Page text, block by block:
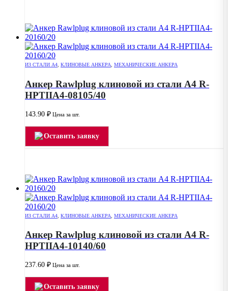
ИЗ СТАЛИ А4 КЛИНОВЫЕ АНКЕРА МЕХАНИЧЕСКИЕ АНКЕРА
Анкер Rawlplug клиновой из стали А4 R-
HPTIIA4-08105/40
143.90 ₽ Цена за шт.
Оставить заявку
ИЗ СТАЛИ А4 КЛИНОВЫЕ АНКЕРА МЕХАНИЧЕСКИЕ АНКЕРА
Анкер Rawlplug клиновой из стали А4 R-
HPTIIA4-10140/60
237.60 ₽ Цена за шт.
Оставить заявку